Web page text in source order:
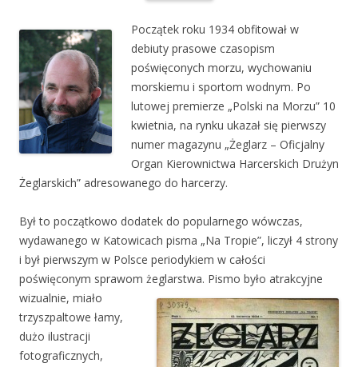
Początek roku 1934 obfitował w
debiuty prasowe czasopism
poświęconych morzu, wychowaniu
morskiemu i sportom wodnym. Po
lutowej premierze „Polski na Morzu” 10
kwietnia, na rynku ukazał się pierwszy
numer magazynu „Żeglarz – Oficjalny
Organ Kierownictwa Harcerskich Drużyn
Żeglarskich” adresowanego do harcerzy.
Był to początkowo dodatek do popularnego wówczas,
wydawanego w Katowicach pisma „Na Tropie”, liczył 4 strony
i był pierwszym w Polsce periodykiem w całości
poświęconym sprawom żeglarstwa. Pismo było atrakcyjne
wizualnie, miało
trzyszpaltowe łamy,
dużo ilustracji
fotograficznych,